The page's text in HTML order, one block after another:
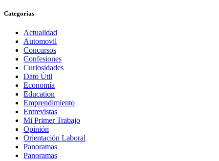
Categorias
Actualidad
Automovil
Concursos
Confesiones
Curiosidades
Dato Útil
Economía
Education
Emprendimiento
Entrevistas
Mi Primer Trabajo
Opinión
Orientación Laboral
Panoramas
Panoramas